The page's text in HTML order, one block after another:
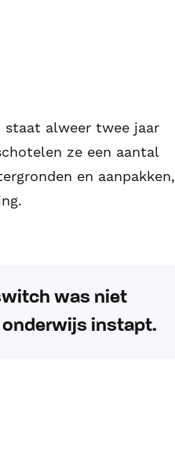
staat alweer twee jaar
ze een aantal
en aanpakken,
was niet
onderwijs instapt.